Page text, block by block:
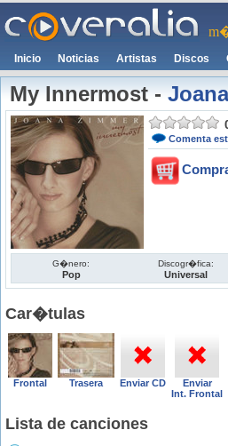
Inicio Noticias Artistas Discos
My Innermost-
Comenta
G�nero:
Pop
Discogr�fica:
Universal
Car�tulas
Frontal Trasera Enviar CD
Enviar
Int. Frontal
Lista de canciones